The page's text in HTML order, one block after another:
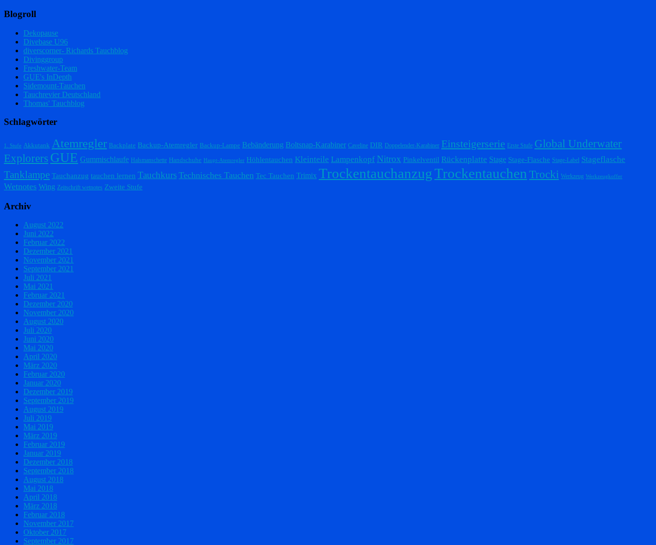
Blogroll
Dekopause
Divebase U96
diverscorner- Richards Tauchblog
Divinggroup
Freshwater-Team
GUE's InDepth
Sidemount-Tauchen
Tauchrevier Deutschland
Thomas' Tauchblog
Schlagwörter
1. Stufe Akkutank Atemregler Backplate Backup-Atemregler Backup-Lampe Bebänderung Boltsnap-Karabiner Caveline DIR Doppelender-Karabiner Einsteigerserie Erste Stufe Global Underwater
Explorers GUE Gummischlaufe Halsmanschette Handschuhe Haupt-Atemregler Höhlentauchen Kleinteile Lampenkopf Nitrox Pinkelventil Rückenplatte Stage Stage-Flasche Stage-Label Stageflasche
Tanklampe Tauchanzug tauchen lernen Tauchkurs Technisches Tauchen Tec Tauchen Trimix TrockentauchanzugTrockentauchen Trocki Werkzeug Werkzeugkoffer
Wetnotes Wing Zeitschrift wetnotes Zweite Stufe
Archiv
August 2022
Juni 2022
Februar 2022
Dezember 2021
November 2021
September 2021
Juli 2021
Mai 2021
Februar 2021
Dezember 2020
November 2020
August 2020
Juli 2020
Juni 2020
Mai 2020
April 2020
März 2020
Februar 2020
Januar 2020
Dezember 2019
September 2019
August 2019
Juli 2019
Mai 2019
März 2019
Februar 2019
Januar 2019
Dezember 2018
September 2018
August 2018
Mai 2018
April 2018
März 2018
Februar 2018
November 2017
Oktober 2017
September 2017